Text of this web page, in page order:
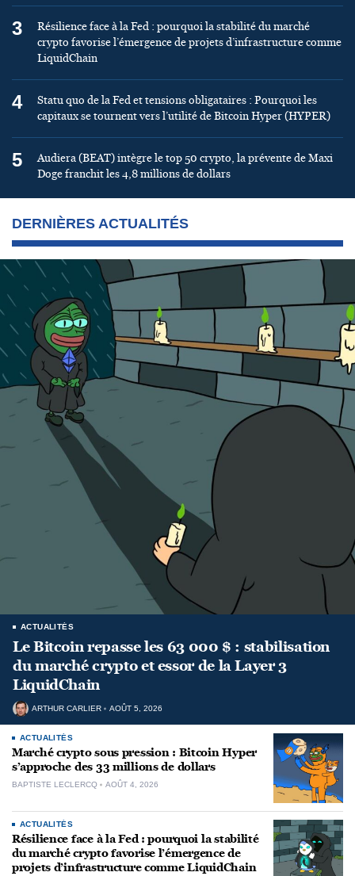
3
Résilience face à la Fed : pourquoi la stabilité du marché
crypto favorise l’émergence de projets d’infrastructure comme
LiquidChain
4
Statu quo de la Fed et tensions obligataires : Pourquoi les
capitaux se tournent vers l’utilité de Bitcoin Hyper (HYPER)
5
Audiera (BEAT) intègre le top 50 crypto, la prévente de Maxi
Doge franchit les 4,8 millions de dollars
DERNIÈRES ACTUALITÉS
ACTUALITÉS
Le Bitcoin repasse les 63 000 $ : stabilisation
du marché crypto et essor de la Layer 3
LiquidChain
ARTHUR CARLIER AOÛT 5, 2026
ACTUALITÉS
Marché crypto sous pression : Bitcoin Hyper
s’approche des 33 millions de dollars
BAPTISTE LECLERCQ AOÛT 4, 2026
ACTUALITÉS
Résilience face à la Fed : pourquoi la stabilité
du marché crypto favorise l’émergence de
projets d’infrastructure comme LiquidChain